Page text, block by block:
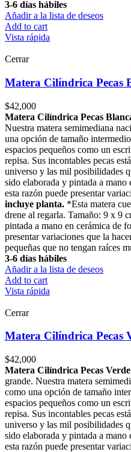
3-6 días hábiles
Añadir a la lista de deseos
Add to cart
Vista rápida
Cerrar
Matera Cilíndrica Pecas
$42,000
Matera Cilíndrica Pecas
Nuestra matera semimediana
una opción de tamaño
espacios pequeños como un
repisa. Sus incontables pecas
universo y las mil posibilidades
sido elaborada y pintada a mano
esta razón puede presentar
incluye planta. *Esta matera
drene al regarla. Tamaño: 9 x 9
pintada a mano en cerámica de
presentar variaciones que la
pequeñas que no tengan raíces
3-6 días hábiles
Añadir a la lista de deseos
Add to cart
Vista rápida
Cerrar
Matera Cilíndrica Pecas
$42,000
Matera Cilíndrica Pecas
grande. Nuestra matera
como una opción de tamaño
espacios pequeños como un
repisa. Sus incontables pecas
universo y las mil posibilidades
sido elaborada y pintada a mano
esta razón puede presentar